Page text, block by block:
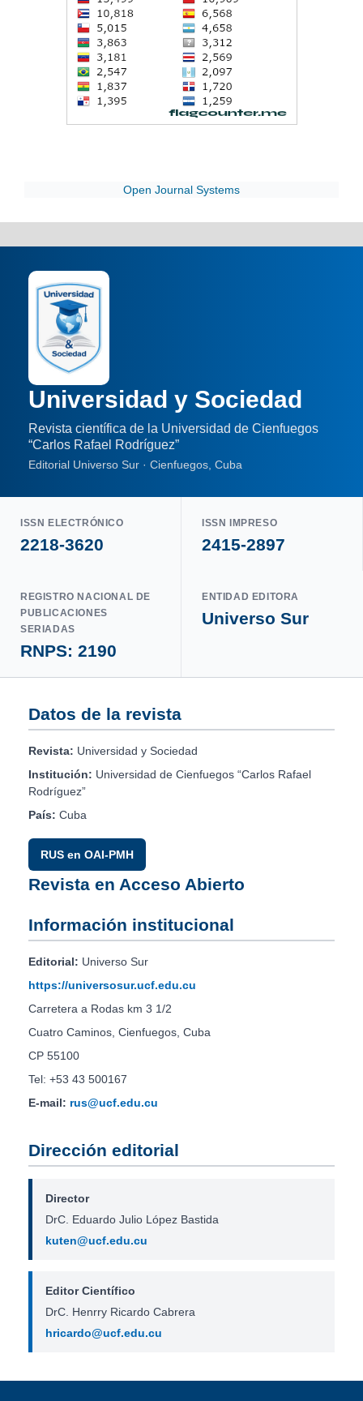
Open Journal Systems
Universidad y Sociedad
Revista científica de la Universidad de Cienfuegos
“Carlos Rafael Rodríguez”
Editorial Universo Sur · Cienfuegos, Cuba
ISSN ELECTRÓNICO
2218-3620
ISSN IMPRESO
2415-2897
REGISTRO NACIONAL DE
PUBLICACIONES
SERIADAS
RNPS: 2190
ENTIDAD EDITORA
Universo Sur
Datos de la revista
Revista: Universidad y Sociedad
Institución: Universidad de Cienfuegos “Carlos Rafael
Rodríguez”
País: Cuba
RUS en OAI-PMH
Revista en Acceso Abierto
Información institucional
Editorial: Universo Sur
https://universosur.ucf.edu.cu
Carretera a Rodas km 3 1/2
Cuatro Caminos, Cienfuegos, Cuba
CP 55100
Tel: +53 43 500167
E-mail: rus@ucf.edu.cu
Dirección editorial
Director
DrC. Eduardo Julio López Bastida
kuten@ucf.edu.cu
Editor Científico
DrC. Henrry Ricardo Cabrera
hricardo@ucf.edu.cu